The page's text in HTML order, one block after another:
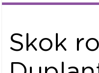
Skok